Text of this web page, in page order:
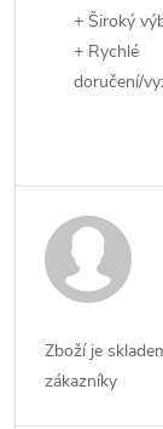
+ Široký
+ Rychlé
doručení/
Zboží je
zákazníky